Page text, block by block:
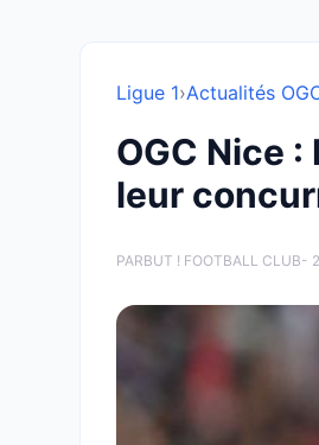
Ligue 1›Actualités
OGC Nice
leur
PARBUT ! FOOTBALL CLUB-